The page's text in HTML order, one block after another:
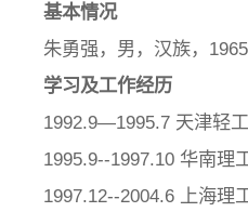
基本情况
朱勇强，男，汉族，
学习及工作经历
1992.9—1995.7 天津轻
1995.9--1997.10 华南理
1997.12--2004.6 上海理